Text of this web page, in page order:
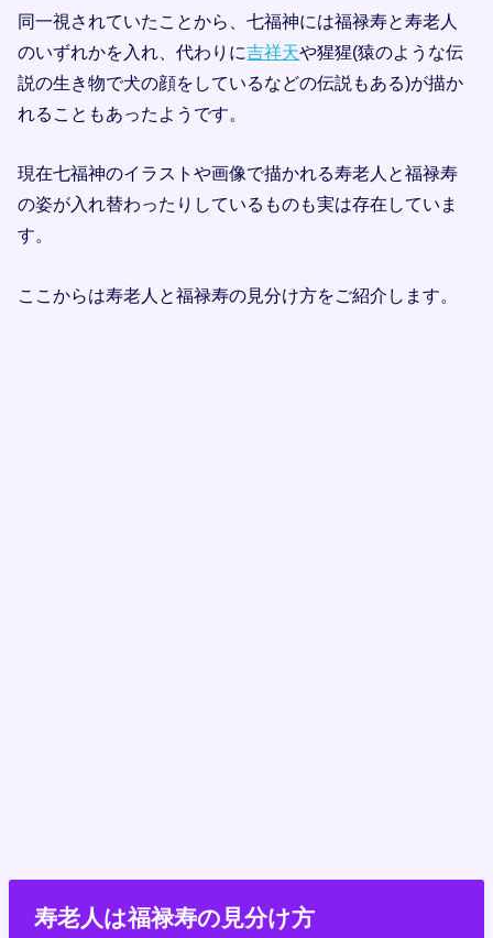
同一視されていたことから、七福神には福禄寿と寿老人
のいずれかを入れ、代わりに吉祥天や猩猩(猿のような伝
説の生き物で犬の顔をしているなどの伝説もある)が描か
れることもあったようです。
現在七福神のイラストや画像で描かれる寿老人と福禄寿
の姿が入れ替わったりしているものも実は存在していま
す。
ここからは寿老人と福禄寿の見分け方をご紹介します。
寿老人は福禄寿の見分け方